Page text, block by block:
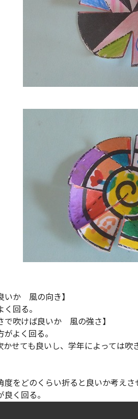
いか 風の向き】
回る。
で吹けば良いか 風の強さ】
よく回る。
せても良いし、学年によっては吹
をどのくらい折ると良いか考えさ
く回る。